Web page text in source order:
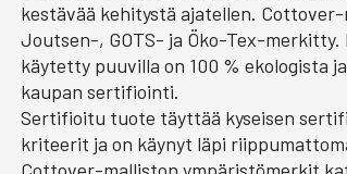
kestävää kehitystä ajatellen.
Joutsen-, GOTS- ja Öko-Tex-merkitty.
käytetty puuvilla on 100 % ekologista
kaupan sertifiointi.
Sertifioitu tuote täyttää kyseisen
kriteerit ja on käynyt läpi